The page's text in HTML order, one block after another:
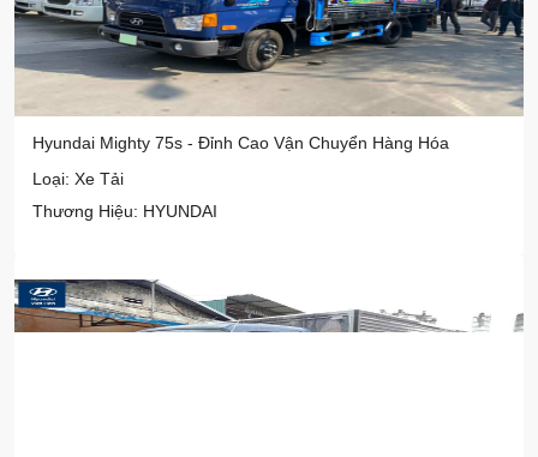
Hyundai Mighty 75s - Đỉnh Cao Vận Chuyển Hàng Hóa
Loại: Xe Tải
Thương Hiệu: HYUNDAI